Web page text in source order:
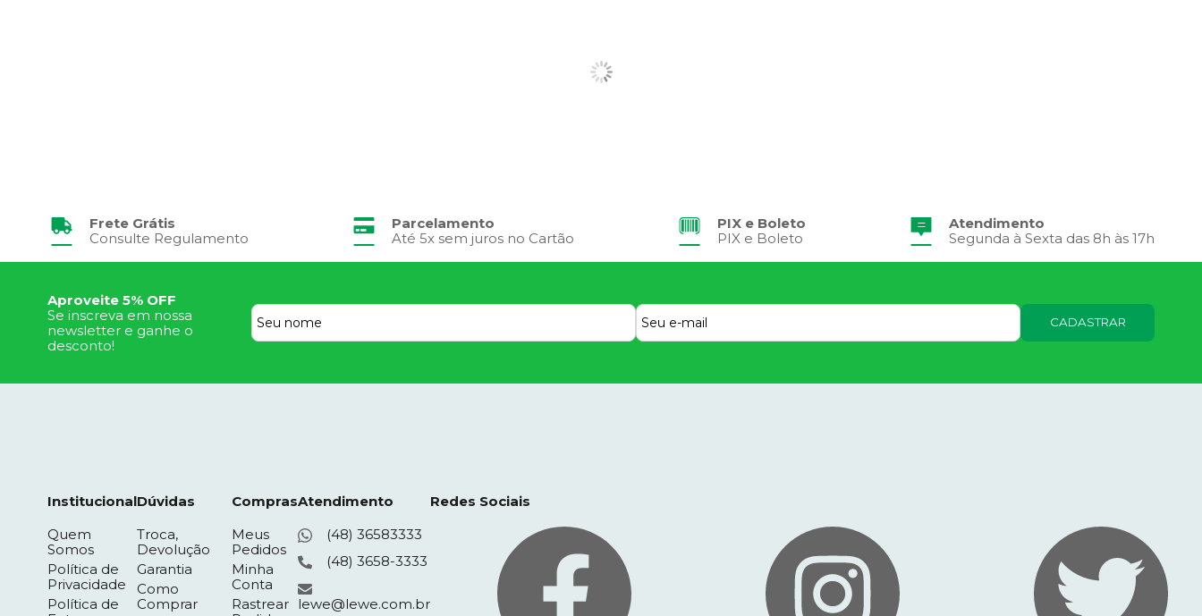
Frete Grátis
Consulte Regulamento
Parcelamento
Até 5x sem juros no Cartão
PIX e Boleto
PIX e Boleto
Atendimento
Segunda à Sexta das 8h às 17h
Aproveite 5% OFF
Se inscreva em nossa
newsletter e ganhe o
desconto!
CADASTRAR
Institucional
Quem
Somos
Política de
Privacidade
Política de
Dúvidas
Troca,
Devolução
Garantia
Como
Comprar
Compras
Meus
Pedidos
Minha
Conta
Rastrear
Atendimento
(48) 36583333
(48) 3658-3333
lewe@lewe.com.br
Redes Sociais